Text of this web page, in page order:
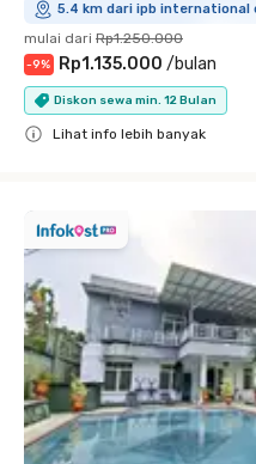
5.4 km dari ipb international
mulai dari Rp1.250.000
-9% Rp1.135.000 /bulan
Diskon sewa min. 12 Bulan
Lihat info lebih banyak